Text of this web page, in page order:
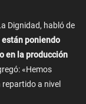
Dignidad, habló de
están poniendo
en la producción
«Hemos
a nivel